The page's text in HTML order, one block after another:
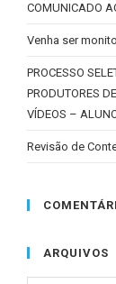
COMUNICADO
Venha ser
PROCESSO
PRODUTORES
VÍDEOS –
Revisão de
ARQUIVOS